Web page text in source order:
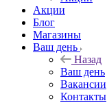
Акции
Блог
Магазины
Ваш день
Назад
Ваш день
Вакансии
Контакты